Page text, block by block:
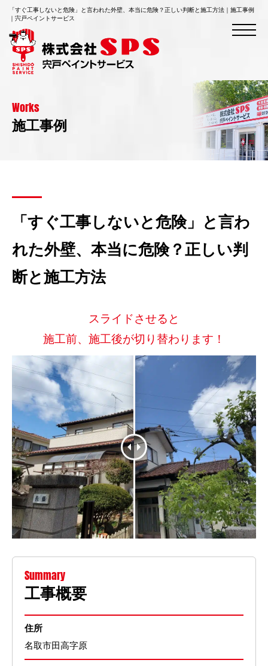
「すぐ工事しないと危険」と言われた外壁、本当に危険？正しい判断と施工方法｜施工事例
｜宍戸ペイントサービス
Works
施工事例
「すぐ工事しないと危険」と言わ
れた外壁、本当に危険？正しい判
断と施工方法
スライドさせると
施工前、施工後が切り替わります！
Summary
工事概要
住所
名取市田高字原